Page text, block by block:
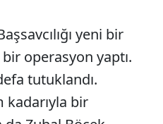
yeni bir
operasyon yaptı.
tutuklandı.
bir